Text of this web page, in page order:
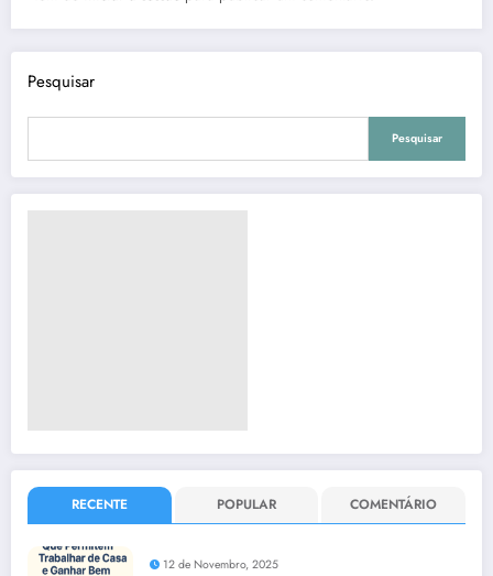
Pesquisar
Pesquisar
RECENTE POPULAR COMENTÁRIO
12 de Novembro, 2025